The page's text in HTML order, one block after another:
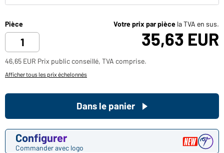
Pièce Votre prix par pièce la TVA en sus.
35,63 EUR
46,65 EUR Prix public conseillé, TVA comprise.
Afficher tous les prix échelonnés
Configurer
Commander avec logo
Dans le panier